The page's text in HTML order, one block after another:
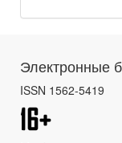
Электронные
ISSN 1562-5419